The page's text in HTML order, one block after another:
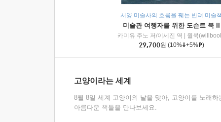
서양 미술사의 흐름을 꿰는 반려 미술
미술관 여행자를 위한 도슨트 북 II
카미유 주노 저/이세진 역
윌북
29,700원 (10% +5% )
고양이라는 세계
8월 8일 세계 고양이의 날을 맞아, 고양이를 노래하
아름다운 책들을 만나보세요.